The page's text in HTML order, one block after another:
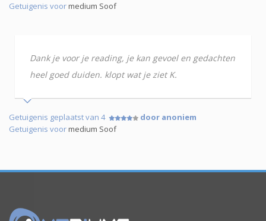
Getuigenis voormedium Soof
Dank je voor je reading, je kan gevoel en gedachten
heel goed duiden. klopt wat je ziet K.
Getuigenis geplaatst van 4
door anoniem
Getuigenis voormedium Soof